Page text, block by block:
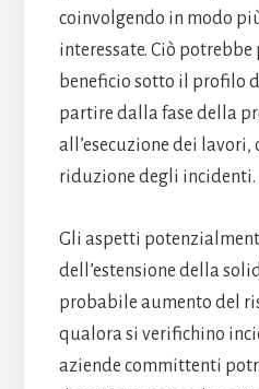
coinvolgendo in modo
interessate. Ciò
beneficio sotto il profilo
partire dalla fase della
all’esecuzione dei lavori,
riduzione degli incidenti.
Gli aspetti
dell’estensione della
probabile aumento del
qualora si verifichino
aziende committenti